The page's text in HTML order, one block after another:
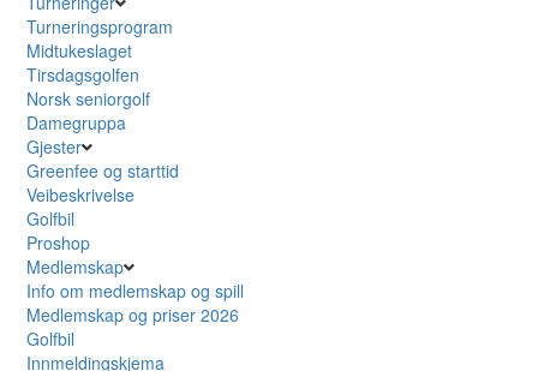
Turneringsprogram
Midtukeslaget
Tirsdagsgolfen
Norsk seniorgolf
Damegruppa
Gjester
Greenfee og starttid
Veibeskrivelse
Golfbil
Proshop
Medlemskap
Info om medlemskap og spill
Medlemskap og priser 2026
Golfbil
Innmeldingskjema